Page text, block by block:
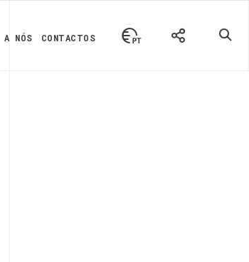
A NÓS CONTACTOS